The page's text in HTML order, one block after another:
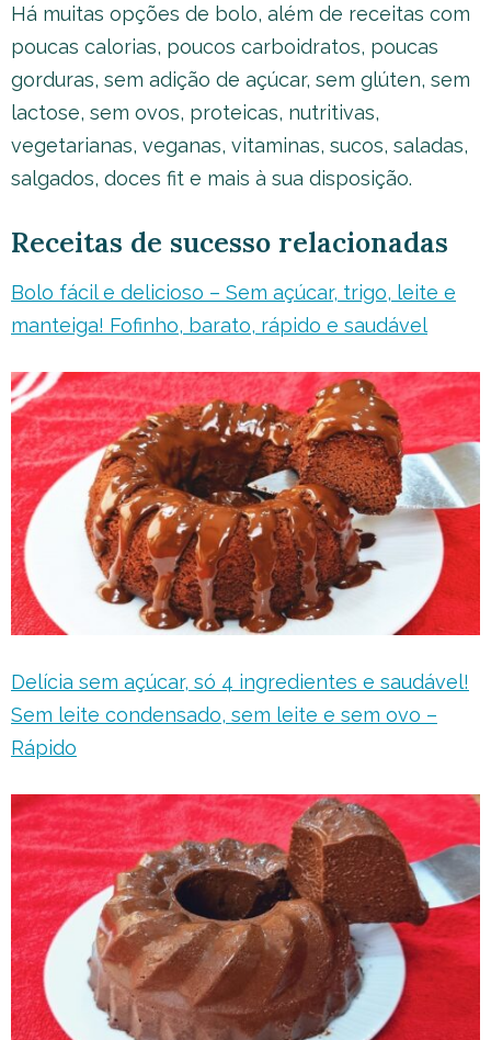
Há muitas opções de bolo, além de receitas com
poucas calorias, poucos carboidratos, poucas
gorduras, sem adição de açúcar, sem glúten, sem
lactose, sem ovos, proteicas, nutritivas,
vegetarianas, veganas, vitaminas, sucos, saladas,
salgados, doces fit e mais à sua disposição.
Receitas de sucesso relacionadas
Bolo fácil e delicioso – Sem açúcar, trigo, leite e
manteiga! Fofinho, barato, rápido e saudável
Delícia sem açúcar, só 4 ingredientes e saudável!
Sem leite condensado, sem leite e sem ovo –
Rápido